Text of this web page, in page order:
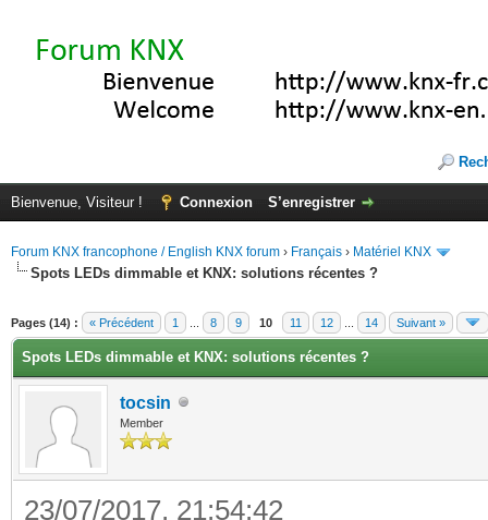
Bienvenue, Visiteur ! Connexion S’enregistrer
Forum KNX francophone / English KNX forum › Français › Matériel KNX
Spots LEDs dimmable et KNX: solutions récentes ?
Pages (14) : « Précédent 1 8 9 10 11 12 14 Suivant »
Spots LEDs dimmable et KNX: solutions récentes ?
tocsin
Member
23/07/2017, 21:54:42